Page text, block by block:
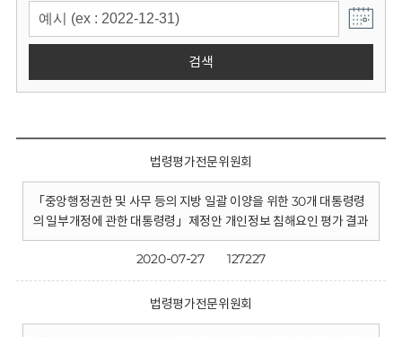
검색
법령평가전문위원회
「중앙행정권한 및 사무 등의 지방 일괄 이양을 위한 30개 대통령령
의 일부개정에 관한 대통령령」제정안 개인정보 침해요인 평가 결과
2020-07-27 127227
법령평가전문위원회